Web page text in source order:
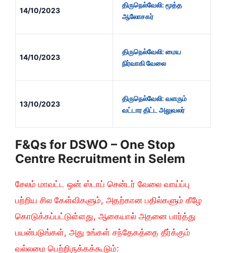
14/10/2023
திருநெல்வேலி: மூத்த
ஆலோசகர்
14/10/2023
திருநெல்வேலி: மைய
நிர்வாகி வேலை
13/10/2023
திருநெல்வேலி: வளரும்‌
வட்டார திட்ட அலுவலர்‌
F&Qs for DSWO – One Stop
Centre Recruitment in Selem
சேலம் மாவட்ட ஒன் ஸ்டாப் சென்டர் வேலை வாய்ப்பு
பற்றிய சில கேள்விகளும், அதற்கான பதில்களும் கீழே
கொடுக்கப்பட்டுள்ளது, ஆகையால் அதனை பார்த்து
பயன்படுங்கள், அது உங்கள் சந்தேகத்தை தீர்க்கும்
வல்லமை பெற்றிருக்கக்கூடும்: